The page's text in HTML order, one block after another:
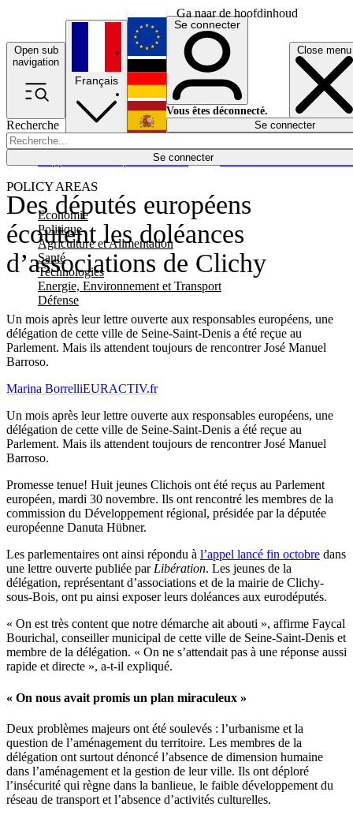
Ga naar de hoofdinhoud
Open sub
navigation
Close menu
Recherche
Se connecter
POLICY AREAS
Economie
Politique
Agriculture et Alimentation
Santé
Technologies
Energie, Environnement et Transport
Défense
Économie
Français
English
Deutsch
Español
Se connecter
Vous êtes déconnecté.
Se connecter
Des députés européens
écoutent les doléances
d’associations de Clichy
Un mois après leur lettre ouverte aux responsables européens, une
délégation de cette ville de Seine-Saint-Denis a été reçue au
Parlement. Mais ils attendent toujours de rencontrer José Manuel
Barroso.
Marina BorrelliEURACTIV.fr
Un mois après leur lettre ouverte aux responsables européens, une
délégation de cette ville de Seine-Saint-Denis a été reçue au
Parlement. Mais ils attendent toujours de rencontrer José Manuel
Barroso.
Promesse tenue! Huit jeunes Clichois ont été reçus au Parlement
européen, mardi 30 novembre. Ils ont rencontré les membres de la
commission du Développement régional, présidée par la députée
européenne Danuta Hübner.
Les parlementaires ont ainsi répondu à l’appel lancé fin octobre dans
une lettre ouverte publiée parLibération. Les jeunes de la
délégation, représentant d’associations et de la mairie de Clichy-
sous-Bois, ont pu ainsi exposer leurs doléances aux eurodéputés.
« On est très content que notre démarche ait abouti », affirme Faycal
Bourichal, conseiller municipal de cette ville de Seine-Saint-Denis et
membre de la délégation. « On ne s’attendait pas à une réponse aussi
rapide et directe », a-t-il expliqué.
« On nous avait promis un plan miraculeux »
Deux problèmes majeurs ont été soulevés : l’urbanisme et la
question de l’aménagement du territoire. Les membres de la
délégation ont surtout dénoncé l’absence de dimension humaine
dans l’aménagement et la gestion de leur ville. Ils ont déploré
l’insécurité qui règne dans la banlieue, le faible développement du
réseau de transport et l’absence d’activités culturelles.